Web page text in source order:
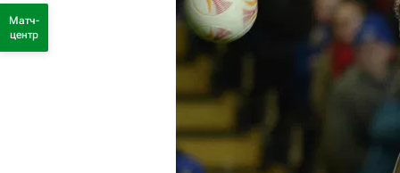
Матч-
центр